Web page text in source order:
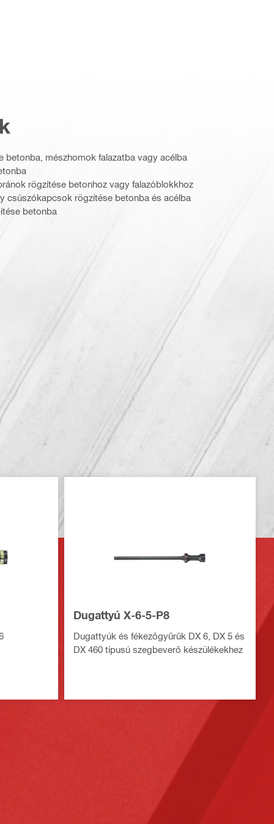
betonba, mészhomok falazatba vagy acélba
rögzítése betonhoz vagy falazóblokkhoz
csúszókapcsok rögzítése betonba és acélba
betonba
Dugattyú X-6-5-P8
Dugattyúk és fékezőgyűrűk DX 6, DX 5 és
DX 460 típusú szegbeverő készülékekhez